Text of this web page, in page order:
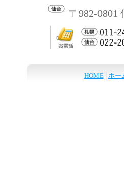
〒982-0801
HOME│ ホー